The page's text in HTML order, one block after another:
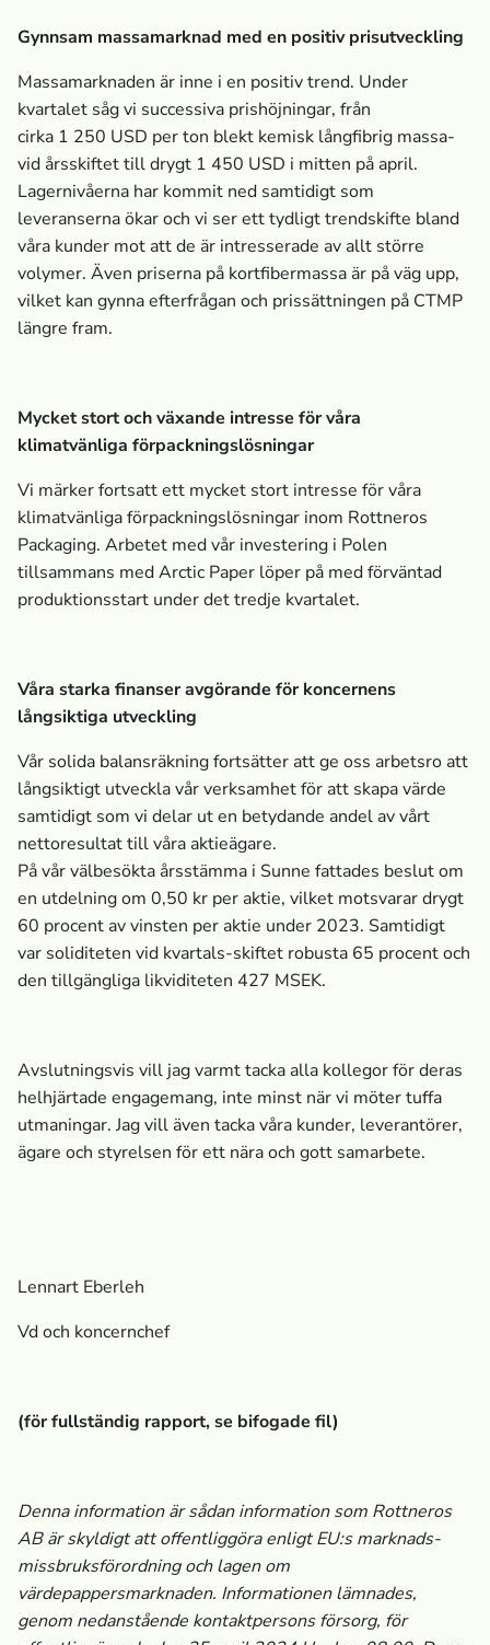
Gynnsam massa­marknad med en positiv prisutveckling
Massa­marknaden är inne i en positiv trend. Under
kvartalet såg vi successiva prishöjningar, från
cirka 1 250 USD per ton blekt kemisk långfibrig massa­
vid årsskiftet till drygt 1 450 USD i mitten på april.
Lagernivåerna har kommit ned samtidigt som
leveranserna ökar och vi ser ett tydligt trendskifte bland
våra kunder mot att de är intresserade av allt större
volymer. Även priserna på kortfibermassa­ är på väg upp,
vilket kan gynna efterfrågan och prissättningen på CTMP
längre fram.
Mycket stort och växande intresse för våra
klimatvänliga förpacknings­lösningar
Vi märker fortsatt ett mycket stort intresse för våra
klimatvänliga förpacknings­lösningar inom Rottneros
Packaging. Arbetet med vår investering i Polen
tillsammans med Arctic Paper löper på med förväntad
produktionsstart under det tredje kvartalet.
Våra starka finanser avgörande för koncernens
långsiktiga utveckling
Vår solida balansräkning fortsätter att ge oss arbetsro att
långsiktigt utveckla vår verksamhet för att skapa värde
samtidigt som vi delar ut en betydande andel av vårt
nettoresultat till våra aktieägare.
På vår välbesökta årsstämma i Sunne fattades beslut om
en utdelning om 0,50 kr per aktie, vilket motsvarar drygt
60 procent av vinsten per aktie under 2023. Samtidigt
var soliditeten vid kvartals-skiftet robusta 65 procent och
den tillgängliga likviditeten 427 MSEK.
Avslutningsvis vill jag varmt tacka alla kollegor för deras
helhjärtade engagemang, inte minst när vi möter tuffa
utmaningar. Jag vill även tacka våra kunder, leverantörer,
ägare och styrelsen för ett nära och gott samarbete.
Lennart Eberleh
Vd och koncernchef
(för fullständig rapport, se bifogade fil)
Denna information är sådan information som Rottneros
AB är skyldigt att offentliggöra enligt EU:s marknads­
missbruksförordning och lagen om
värdepappersmarknaden. Informationen lämnades,
genom nedanstående kontaktpersons försorg, för